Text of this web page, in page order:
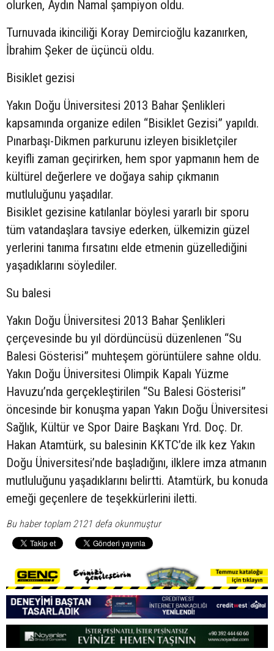
olurken, Aydın Namal şampiyon oldu.
Turnuvada ikinciliği Koray Demircioğlu kazanırken,
İbrahim Şeker de üçüncü oldu.
Bisiklet gezisi
Yakın Doğu Üniversitesi 2013 Bahar Şenlikleri
kapsamında organize edilen “Bisiklet Gezisi” yapıldı.
Pınarbaşı-Dikmen parkurunu izleyen bisikletçiler
keyifli zaman geçirirken, hem spor yapmanın hem de
kültürel değerlere ve doğaya sahip çıkmanın
mutluluğunu yaşadılar.
Bisiklet gezisine katılanlar böylesi yararlı bir sporu
tüm vatandaşlara tavsiye ederken, ülkemizin güzel
yerlerini tanıma fırsatını elde etmenin güzellediğini
yaşadıklarını söylediler.
Su balesi
Yakın Doğu Üniversitesi 2013 Bahar Şenlikleri
çerçevesinde bu yıl dördüncüsü düzenlenen “Su
Balesi Gösterisi” muhteşem görüntülere sahne oldu.
Yakın Doğu Üniversitesi Olimpik Kapalı Yüzme
Havuzu’nda gerçekleştirilen “Su Balesi Gösterisi”
öncesinde bir konuşma yapan Yakın Doğu Üniversitesi
Sağlık, Kültür ve Spor Daire Başkanı Yrd. Doç. Dr.
Hakan Atamtürk, su balesinin KKTC’de ilk kez Yakın
Doğu Üniversitesi’nde başladığını, ilklere imza atmanın
mutluluğunu yaşadıklarını belirtti. Atamtürk, bu konuda
emeği geçenlere de teşekkürlerini iletti.
Bu haber toplam 2121 defa okunmuştur